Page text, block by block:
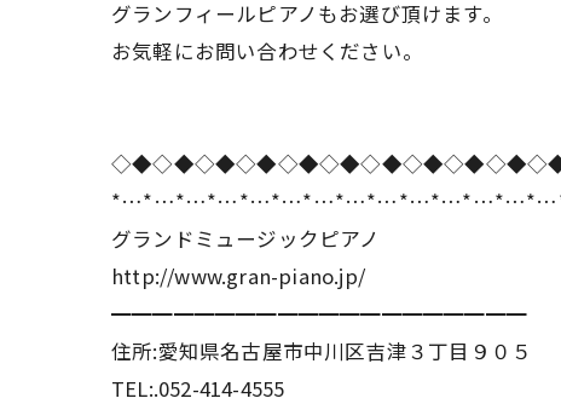
グランフィールピアノもお選び頂けます。
お気軽にお問い合わせください。
グランドミュージックピアノ
http://www.gran-piano.jp/
━━━━━━━━━━━━━━━━━━━━
住所:愛知県名古屋市中川区吉津３丁目９０５
TEL:.052-414-4555